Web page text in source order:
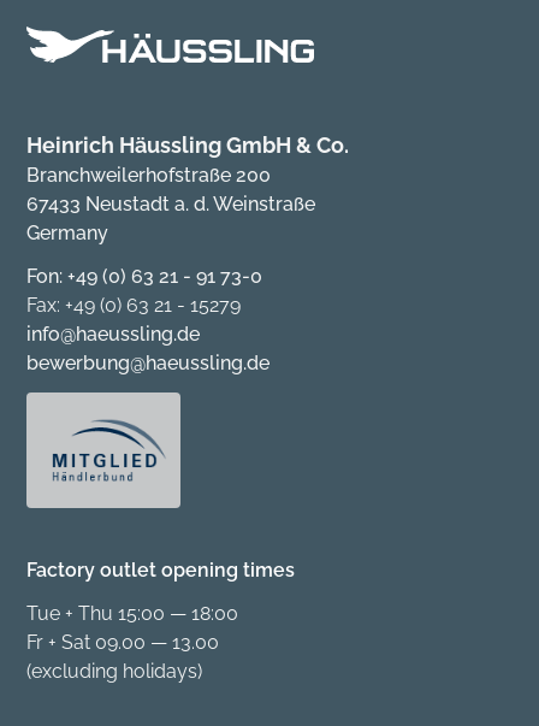
Heinrich Häussling GmbH & Co.
Branchweilerhofstraße 200
67433 Neustadt a. d. Weinstraße
Germany
Fon: +49 (0) 63 21 - 91 73-0
Fax: +49 (0) 63 21 - 15279
info@haeussling.de
bewerbung@haeussling.de
Factory outlet opening times
Tue + Thu 15:00 — 18:00
Fr + Sat 09.00 — 13.00
(excluding holidays)